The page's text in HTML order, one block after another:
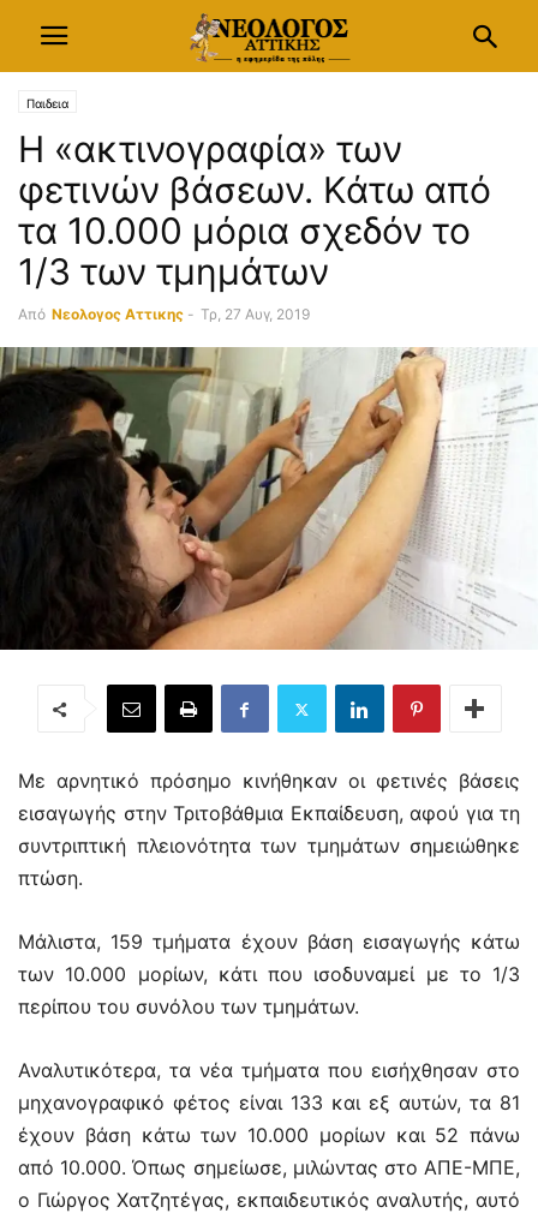
Παιδεια
Η «ακτινογραφία» των
φετινών βάσεων. Κάτω από
τα 10.000 μόρια σχεδόν το
1/3 των τμημάτων
Από Νεολογος Αττικης - Τρ, 27 Αυγ, 2019
Με αρνητικό πρόσημο κινήθηκαν οι φετινές βάσεις
εισαγωγής στην Τριτοβάθμια Εκπαίδευση, αφού για τη
συντριπτική πλειονότητα των τμημάτων σημειώθηκε
πτώση.
Μάλιστα, 159 τμήματα έχουν βάση εισαγωγής κάτω
των 10.000 μορίων, κάτι που ισοδυναμεί με το 1/3
περίπου του συνόλου των τμημάτων.
Αναλυτικότερα, τα νέα τμήματα που εισήχθησαν στο
μηχανογραφικό φέτος είναι 133 και εξ αυτών, τα 81
έχουν βάση κάτω των 10.000 μορίων και 52 πάνω
από 10.000. Όπως σημείωσε, μιλώντας στο ΑΠΕ-ΜΠΕ,
ο Γιώργος Χατζητέγας, εκπαιδευτικός αναλυτής, αυτό